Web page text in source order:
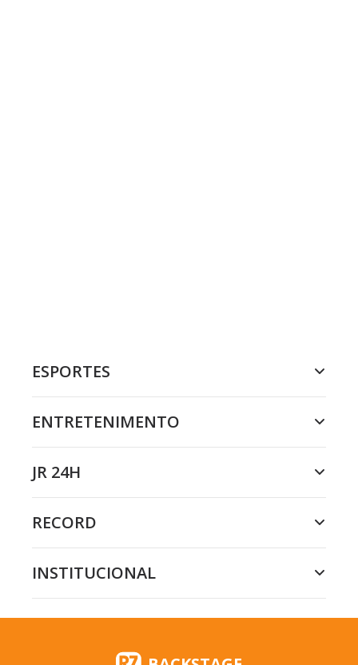
ESPORTES
ENTRETENIMENTO
JR 24H
RECORD
INSTITUCIONAL